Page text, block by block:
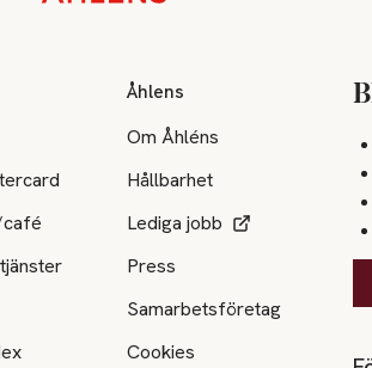
café
Åhlens
Om Åhléns
Hållbarhet
Lediga jobb
Press
Samarbetsföretag
Cookies